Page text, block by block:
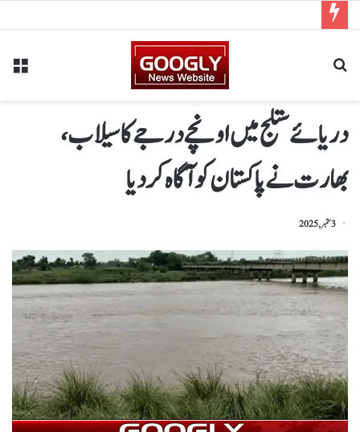
دریائے ستلج میں اونچے درجے کاسیلاب ،
بھارت نے پاکستان کو آگاہ کر دیا
3 ستمبر, 2025